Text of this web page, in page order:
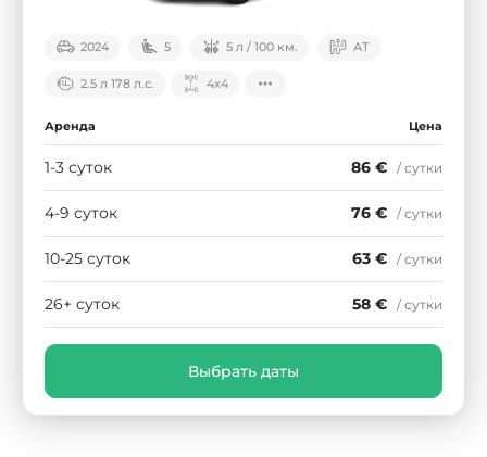
2024 5 5 л / 100 км. АТ
2.5 л 178 л.с. 4х4
Аренда Цена
1-3 суток 86 € / сутки
4-9 суток 76 € / сутки
10-25 суток 63 € / сутки
26+ суток 58 € / сутки
Выбрать даты